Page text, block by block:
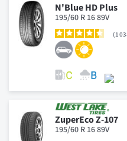
N'Blue HD Plus
195/60 R 16 89V
1
ZuperEco Z-107
195/60 R 16 89V